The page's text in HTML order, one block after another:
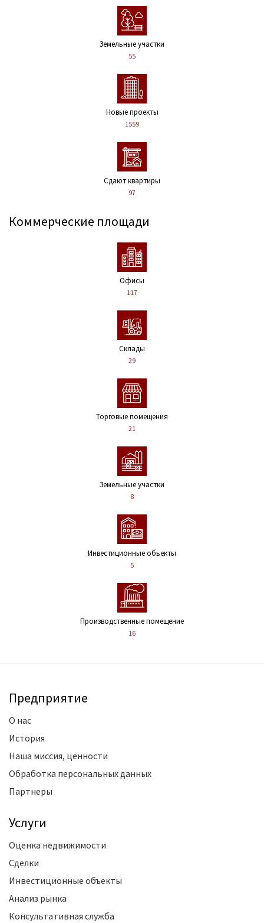
Земельные участки
55
Новые проекты
1559
Сдают квартиры
97
Коммерческие площади
Офисы
117
Склады
29
Торговые помещения
21
Земельные участки
8
Инвестиционные обьекты
5
Производственные помещение
16
Предприятие
О нас
История
Наша миссия, ценности
Обработка персональных данных
Партнеры
Услуги
Оценка недвижимости
Сделки
Инвестиционные объекты
Анализ рынка
Консультативная служба